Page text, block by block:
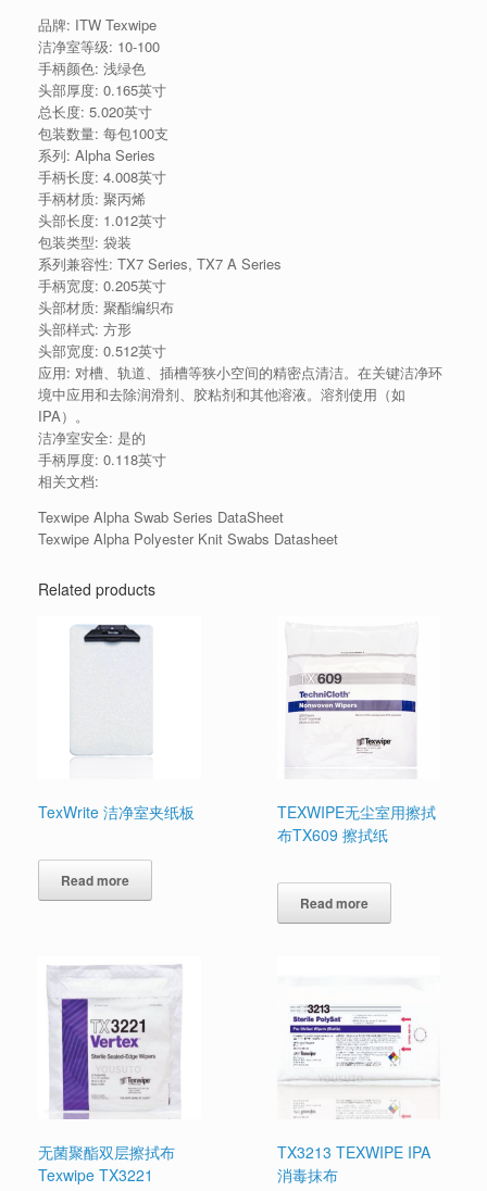
品牌: ITW Texwipe
洁净室等级: 10-100
手柄颜色: 浅绿色
头部厚度: 0.165英寸
总长度: 5.020英寸
包装数量: 每包100支
系列: Alpha Series
手柄长度: 4.008英寸
手柄材质: 聚丙烯
头部长度: 1.012英寸
包装类型: 袋装
系列兼容性: TX7 Series, TX7 A Series
手柄宽度: 0.205英寸
头部材质: 聚酯编织布
头部样式: 方形
头部宽度: 0.512英寸
应用: 对槽、轨道、插槽等狭小空间的精密点清洁。在关键洁净环
境中应用和去除润滑剂、胶粘剂和其他溶液。溶剂使用（如
IPA）。
洁净室安全: 是的
手柄厚度: 0.118英寸
相关文档:
Texwipe Alpha Swab Series DataSheet
Texwipe Alpha Polyester Knit Swabs Datasheet
Related products
TexWrite 洁净室夹纸板
Read more
TEXWIPE无尘室用擦拭
布TX609 擦拭纸
Read more
无菌聚酯双层擦拭布
Texwipe TX3221
TX3213 TEXWIPE IPA
消毒抹布